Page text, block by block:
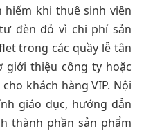
hiếm khi thuê sinh viên
đèn đỏ vì chi phí sản
trong các quầy lễ tân
giới thiệu công ty hoặc
khách hàng VIP. Nội
giáo dục, hướng dẫn
thành phần sản phẩm